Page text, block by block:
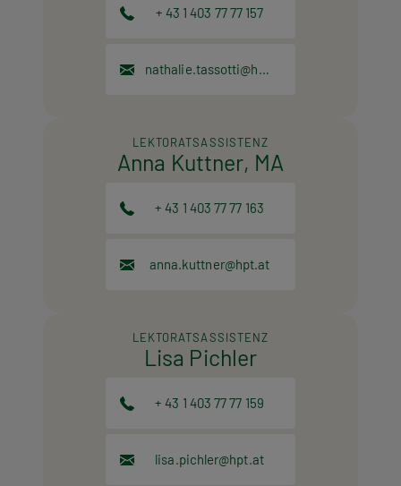
+ 43 1 403 77 77 157
nathalie.tassotti@hpt.at
LEKTORATSASSISTENZ
Anna Kuttner, MA
+ 43 1 403 77 77 163
anna.kuttner@hpt.at
LEKTORATSASSISTENZ
Lisa Pichler
+ 43 1 403 77 77 159
lisa.pichler@hpt.at